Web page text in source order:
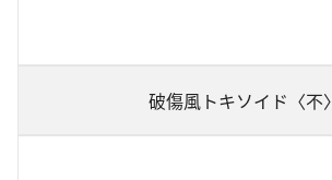
破傷風トキソイド〈不〉